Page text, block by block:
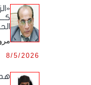
أرشيف
أرشيف
أرشيف
أرشيف
أرشيف
أرشيف
أرشيف
أرشيف
أرشيف
8/5/2026